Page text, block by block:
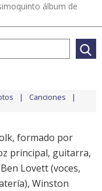
álbum de
Canciones
formado por
principal, guitarra,
Lovett (voces,
Winston